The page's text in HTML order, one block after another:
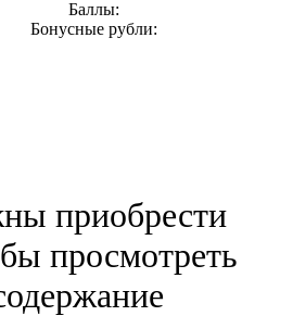
Баллы:
Бонусные рубли:
приобрести
просмотреть